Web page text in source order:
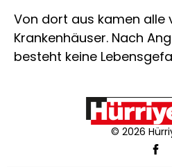
Von dort aus kamen alle
Krankenhäuser. Nach
besteht keine
© 2026